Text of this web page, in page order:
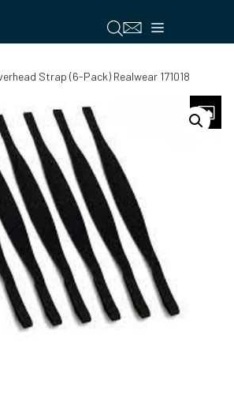
Menú
Strap (6-Pack) Realwear 171018